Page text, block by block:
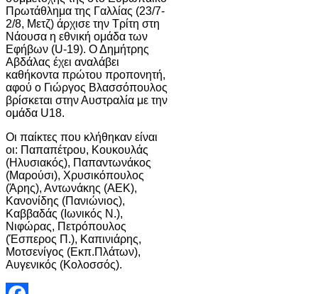
Πρωτάθλημα της Γαλλίας (23/7-
2/8, Μετζ) άρχισε την Τρίτη στη
Νάουσα η εθνική ομάδα των
Εφήβων (U-19). Ο Δημήτρης
Αβδάλας έχει αναλάβει
καθήκοντα πρώτου προπονητή,
αφού ο Γιώργος Βλασσόπουλος
βρίσκεται στην Αυστραλία με την
ομάδα U18.
Οι παίκτες που κλήθηκαν είναι
οι: Παπαπέτρου, Κουκουλάς
(Ηλυσιακός), Παπαντωνάκος
(Μαρούσι), Χρυσικόπουλος
(Άρης), Αντωνάκης (ΑΕΚ),
Κανονίδης (Πανιώνιος),
Καββαδάς (Ιωνικός Ν.),
Νιφώρας, Πετρόπουλος
(Έσπερος Π.), Καπινιάρης,
Μοτσενίγος (Εκπ.Πλάτων),
Αυγενικός (Κολοσσός).